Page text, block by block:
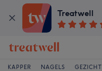
Treatwell
KAPPER NAGELS GEZICHT